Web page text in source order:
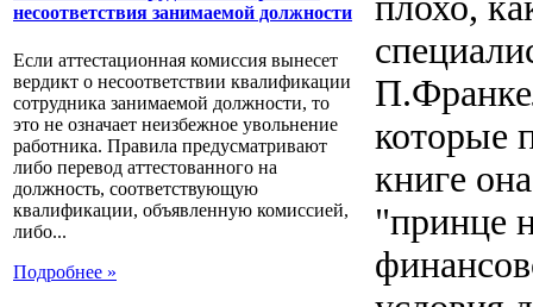
несоответствия занимаемой должности
Если аттестационная комиссия вынесет
вердикт о несоответствии квалификации
сотрудника занимаемой должности, то
это не означает неизбежное увольнение
работника. Правила предусматривают
либо перевод аттестованного на
должность, соответствующую
квалификации, объявленную комиссией,
либо...
Подробнее »
которые
книге
"принце